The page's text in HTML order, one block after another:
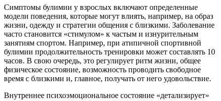
Симптомы булимии у взрослых включают определенные
модели поведения, которые могут влиять, например, на образ
жизни, одежду и стратегии общения с близкими. Заболевание
часто становится «стимулом» к частым и изнурительным
занятиям спортом. Например, при атипичной спортивной
булимии продолжительность тренировки может составлять 10
часов. В свою очередь, это регулирует ритм жизни, общее
физическое состояние, возможность проводить свободное
время с близкими и, главное, получать от него удовольствие.
Внутреннее психоэмоциональное состояние «детализирует»